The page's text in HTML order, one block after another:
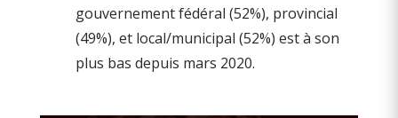
gouvernement fédéral (52%), provincial
(49%), et local/municipal (52%) est à son
plus bas depuis mars 2020.